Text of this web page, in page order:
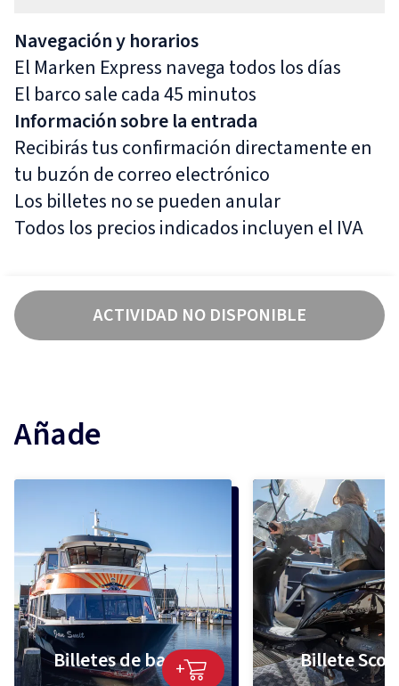
Navegación y horarios
El Marken Express navega todos los días
El barco sale cada 45 minutos
Información sobre la entrada
Recibirás tus confirmación directamente en
tu buzón de correo electrónico
Los billetes no se pueden anular
Todos los precios indicados incluyen el IVA
ACTIVIDAD NO DISPONIBLE
Añade
+
Billetes de barco Billete